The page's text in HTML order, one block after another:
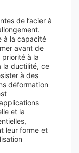
de l’acier à
à la capacité
avant de
priorité à la
la ductilité, ce
à des
déformation
et la
leur forme et